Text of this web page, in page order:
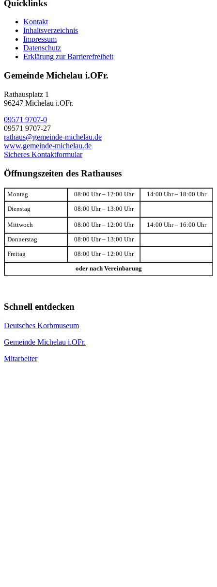
Quicklinks
Kontakt
Inhaltsverzeichnis
Impressum
Datenschutz
Erklärung zur Barrierefreiheit
Gemeinde Michelau i.OFr.
Rathausplatz 1
96247 Michelau i.OFr.
09571 9707-0
09571 9707-27
rathaus@gemeinde-michelau.de
www.gemeinde-michelau.de
Sicheres Kontaktformular
Öffnungszeiten des Rathauses
Montag 08:00 Uhr – 12:00 Uhr 14:00 Uhr – 18:00 Uhr
Dienstag 08:00 Uhr – 13:00 Uhr
Mittwoch 08:00 Uhr – 12:00 Uhr 14:00 Uhr – 16:00 Uhr
Donnerstag 08:00 Uhr – 13:00 Uhr
Freitag 08:00 Uhr – 12:00 Uhr
oder nach Vereinbarung
Schnell entdecken
Deutsches Korbmuseum
Gemeinde Michelau i.OFr.
Mitarbeiter